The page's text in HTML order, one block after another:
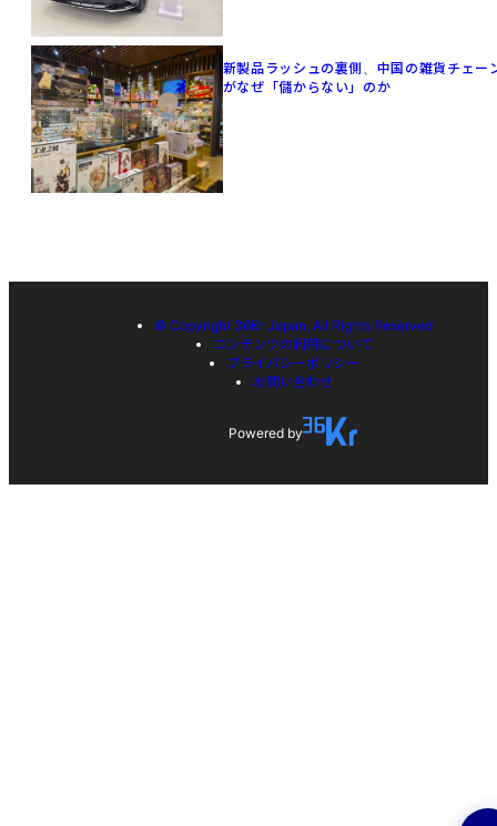
新製品ラッシュの裏側、中国の雑貨チェー
がなぜ「儲からない」のか
© Copyright 36Kr Japan, All Rights Reserved
コンテンツの利用について
プライバシーポリシー
お問い合わせ
Powered by